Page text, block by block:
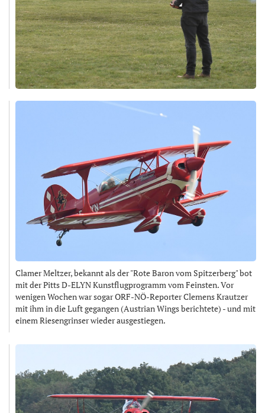
Clamer Meltzer, bekannt als der "Rote Baron vom Spitzerberg" bot
mit der Pitts D-ELYN Kunstflugprogramm vom Feinsten. Vor
wenigen Wochen war sogar ORF-NÖ-Reporter Clemens Krautzer
mit ihm in die Luft gegangen (Austrian Wings berichtete) - und mit
einem Riesengrinser wieder ausgestiegen.